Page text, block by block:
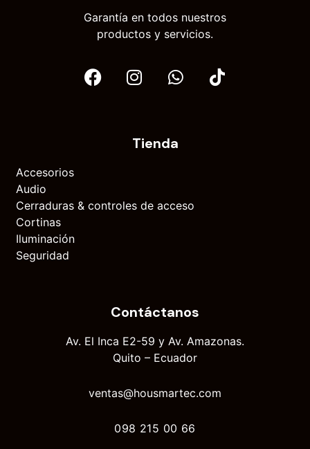
Garantía en todos nuestros
productos y servicios.
Tienda
Accesorios
Audio
Cerraduras & controles de acceso
Cortinas
Iluminación
Seguridad
Contáctanos
Av. El Inca E2-59 y Av. Amazonas.
Quito – Ecuador
ventas@housmartec.com
098 215 00 66